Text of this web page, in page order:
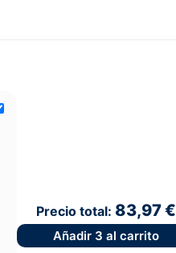
Precio total: 83,97 €
Añadir 3 al carrito